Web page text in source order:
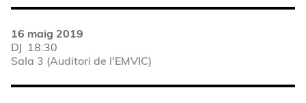
16 maig 2019
DJ 18:30
Sala 3 (Auditori de l'EMVIC)